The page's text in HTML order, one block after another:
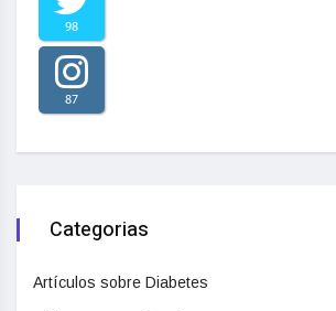
98
87
Categorias
Artículos sobre Diabetes